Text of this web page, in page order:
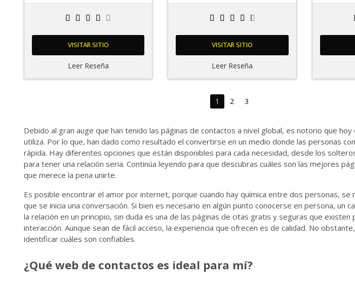
VISITAR SITIO
Leer Reseña
VISITAR SITIO
Leer Reseña
1 2 3
Debido al gran auge que han tenido las páginas de contactos a nivel global, es notorio que hoy
utiliza. Por lo que, han dado como resultado el convertirse en un medio donde las personas
rápida. Hay diferentes opciones que están disponibles para cada necesidad, desde los
para tener una relación seria. Continúa leyendo para que descubras cuáles son las mejores
que merece la pena unirte.
Es posible encontrar el amor por internet, porque cuando hay química entre dos personas, se
que se inicia una conversación. Si bien es necesario en algún punto conocerse en persona, un
la relación en un principio, sin duda es una de las páginas de citas gratis y seguras que existen
interacción. Aunque sean de fácil acceso, la experiencia que ofrecen es de calidad. No
identificar cuáles son confiables.
¿Qué web de contactos es ideal para mí?